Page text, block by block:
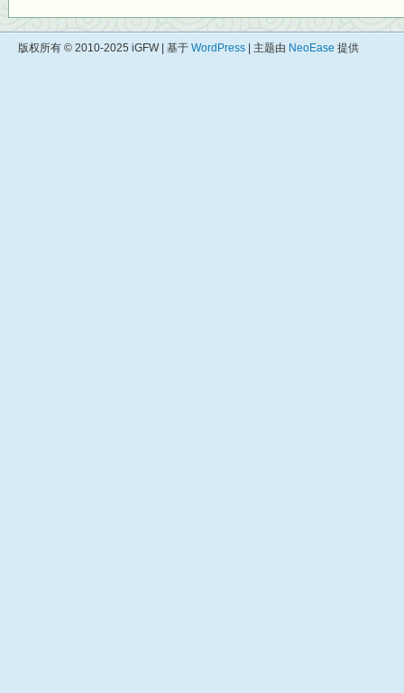
版权所有 © 2010-2025 iGFW | 基于 WordPress | 主题由 NeoEase 提供